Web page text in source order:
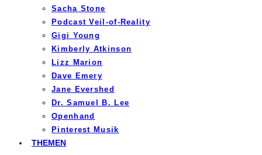
Sacha Stone
Podcast Veil-of-Reality
Gigi Young
Kimberly Atkinson
Lizz Marion
Dave Emery
Jane Evershed
Dr. Samuel B. Lee
Openhand
Pinterest Musik
THEMEN